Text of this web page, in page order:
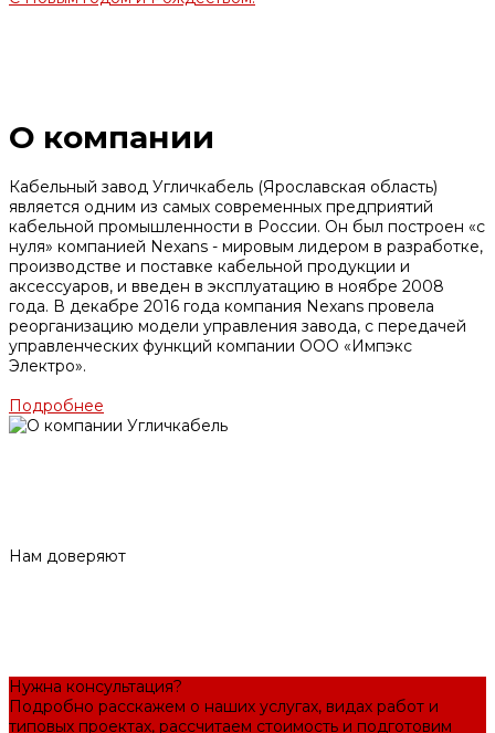
О компании
Кабельный завод Угличкабель (Ярославская область)
является одним из самых современных предприятий
кабельной промышленности в России. Он был построен «с
нуля» компанией Nexans - мировым лидером в разработке,
производстве и поставке кабельной продукции и
аксессуаров, и введен в эксплуатацию в ноябре 2008
года. В декабре 2016 года компания Nexans провела
реорганизацию модели управления завода, с передачей
управленческих функций компании ООО «Импэкс
Электро».
Подробнее
Нам доверяют
Нужна консультация?
Подробно расскажем о наших услугах, видах работ и
типовых проектах, рассчитаем стоимость и подготовим